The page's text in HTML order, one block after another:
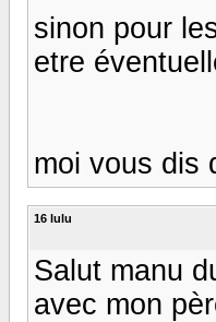
sinon pour
etre
moi vous dis
16 lulu
Salut manu
avec mon